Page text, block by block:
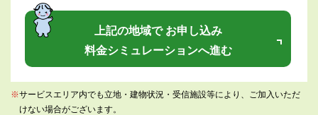
上記の地域で お申し込み
料金シミュレーションへ進む
※サービスエリア内でも立地・建物状況・受信施設等により、ご加入いただ
けない場合がございます。